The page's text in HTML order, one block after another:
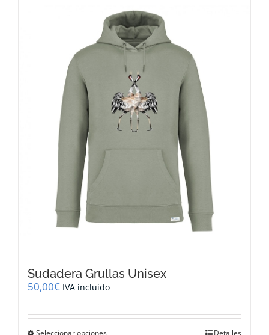
variantes.
Las
opciones
se
pueden
elegir
página
de
producto
Sudadera Grullas Unisex
50,00€ IVA incluido